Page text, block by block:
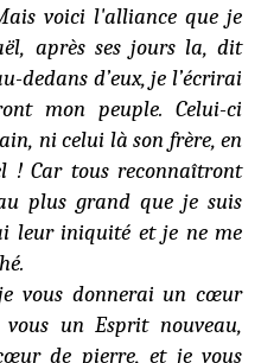
voici l'alliance que je
après ses jours la, dit
dedans d’eux, je l’écrirai
mon peuple. Celui-ci
ni celui là son frère, en
! Car tous reconnaîtront
plus grand que je suis
leur iniquité et je ne me
vous donnerai un cœur
un Esprit nouveau,
de pierre, et je vous